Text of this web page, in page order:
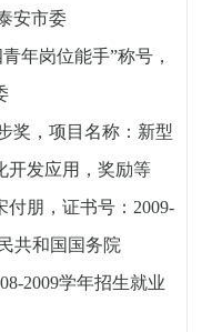
安市委
年岗位能手”称号，
奖，项目名称：新型
开发应用，奖励等
朋，证书号： 2009-
共和国国务院
2009学年招生就业